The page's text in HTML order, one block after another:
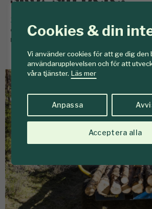
Cookies & din
Vi använder cookies för att ge dig den
användarupplevelsen och för att
våra tjänster. Läs mer
Anpassa
Acceptera alla
26 mars
eller du själv varit med om en
rutin att aldrig tumma på